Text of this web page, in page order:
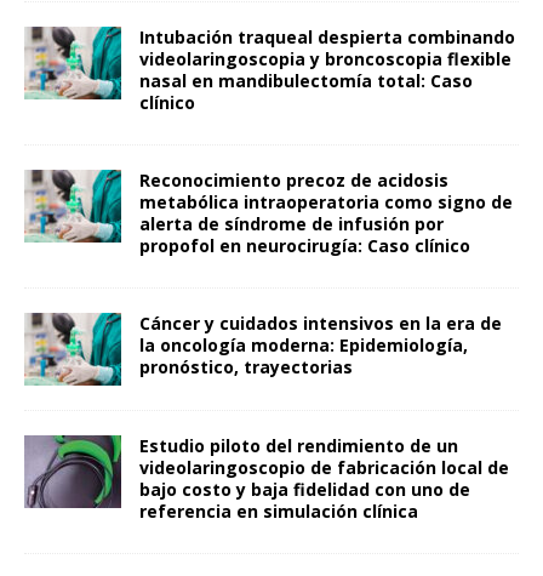
Intubación traqueal despierta combinando
videolaringoscopia y broncoscopia flexible
nasal en mandibulectomía total: Caso
clínico
Reconocimiento precoz de acidosis
metabólica intraoperatoria como signo de
alerta de síndrome de infusión por
propofol en neurocirugía: Caso clínico
Cáncer y cuidados intensivos en la era de
la oncología moderna: Epidemiología,
pronóstico, trayectorias
Estudio piloto del rendimiento de un
videolaringoscopio de fabricación local de
bajo costo y baja fidelidad con uno de
referencia en simulación clínica